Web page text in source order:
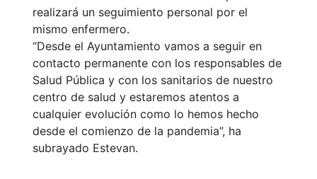
realizará un seguimiento personal por el
mismo enfermero.
“Desde el Ayuntamiento vamos a seguir en
contacto permanente con los responsables de
Salud Pública y con los sanitarios de nuestro
centro de salud y estaremos atentos a
cualquier evolución como lo hemos hecho
desde el comienzo de la pandemia”, ha
subrayado Estevan.